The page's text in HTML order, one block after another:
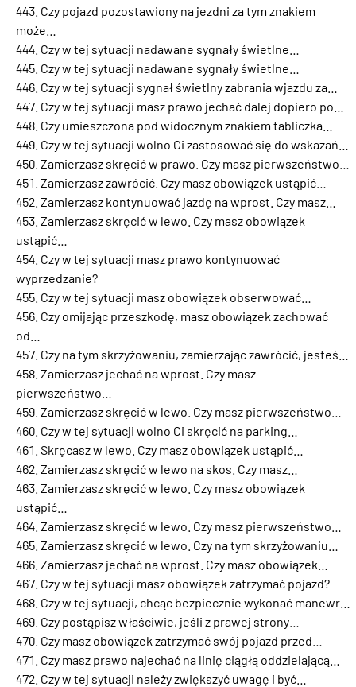
Czy pojazd pozostawiony na jezdni za tym znakiem
może…
Czy w tej sytuacji nadawane sygnały świetlne…
Czy w tej sytuacji nadawane sygnały świetlne…
Czy w tej sytuacji sygnał świetlny zabrania wjazdu za…
Czy w tej sytuacji masz prawo jechać dalej dopiero po…
Czy umieszczona pod widocznym znakiem tabliczka…
Czy w tej sytuacji wolno Ci zastosować się do wskazań…
Zamierzasz skręcić w prawo. Czy masz pierwszeństwo…
Zamierzasz zawrócić. Czy masz obowiązek ustąpić…
Zamierzasz kontynuować jazdę na wprost. Czy masz…
Zamierzasz skręcić w lewo. Czy masz obowiązek
ustąpić…
Czy w tej sytuacji masz prawo kontynuować
wyprzedzanie?
Czy w tej sytuacji masz obowiązek obserwować…
Czy omijając przeszkodę, masz obowiązek zachować
od…
Czy na tym skrzyżowaniu, zamierzając zawrócić, jesteś…
Zamierzasz jechać na wprost. Czy masz
pierwszeństwo…
Zamierzasz skręcić w lewo. Czy masz pierwszeństwo…
Czy w tej sytuacji wolno Ci skręcić na parking…
Skręcasz w lewo. Czy masz obowiązek ustąpić…
Zamierzasz skręcić w lewo na skos. Czy masz…
Zamierzasz skręcić w lewo. Czy masz obowiązek
ustąpić…
Zamierzasz skręcić w lewo. Czy masz pierwszeństwo…
Zamierzasz skręcić w lewo. Czy na tym skrzyżowaniu…
Zamierzasz jechać na wprost. Czy masz obowiązek…
Czy w tej sytuacji masz obowiązek zatrzymać pojazd?
Czy w tej sytuacji, chcąc bezpiecznie wykonać manewr…
Czy postąpisz właściwie, jeśli z prawej strony…
Czy masz obowiązek zatrzymać swój pojazd przed…
Czy masz prawo najechać na linię ciągłą oddzielającą…
Czy w tej sytuacji należy zwiększyć uwagę i być…